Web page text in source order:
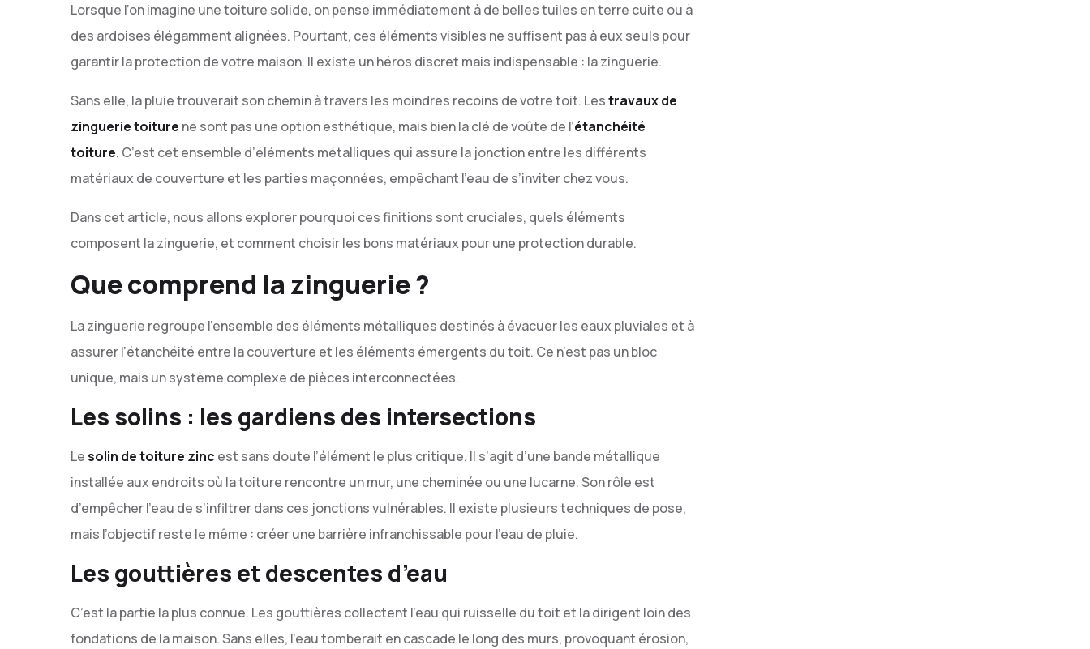
Lorsque l’on imagine une toiture solide, on pense immédiatement à de belles tuiles en terre cuite ou à
des ardoises élégamment alignées. Pourtant, ces éléments visibles ne suffisent pas à eux seuls pour
garantir la protection de votre maison. Il existe un héros discret mais indispensable : la zinguerie.
Sans elle, la pluie trouverait son chemin à travers les moindres recoins de votre toit. Lestravaux de
zinguerie toiture ne sont pas une option esthétique, mais bien la clé de voûte de l’étanchéité
toiture. C’est cet ensemble d’éléments métalliques qui assure la jonction entre les différents
matériaux de couverture et les parties maçonnées, empêchant l’eau de s’inviter chez vous.
Dans cet article, nous allons explorer pourquoi ces finitions sont cruciales, quels éléments
composent la zinguerie, et comment choisir les bons matériaux pour une protection durable.
Que comprend la zinguerie ?
La zinguerie regroupe l’ensemble des éléments métalliques destinés à évacuer les eaux pluviales et à
assurer l’étanchéité entre la couverture et les éléments émergents du toit. Ce n’est pas un bloc
unique, mais un système complexe de pièces interconnectées.
Les solins : les gardiens des intersections
Lesolin de toiture zinc est sans doute l’élément le plus critique. Il s’agit d’une bande métallique
installée aux endroits où la toiture rencontre un mur, une cheminée ou une lucarne. Son rôle est
d’empêcher l’eau de s’infiltrer dans ces jonctions vulnérables. Il existe plusieurs techniques de pose,
mais l’objectif reste le même : créer une barrière infranchissable pour l’eau de pluie.
Les gouttières et descentes d’eau
C’est la partie la plus connue. Les gouttières collectent l’eau qui ruisselle du toit et la dirigent loin des
fondations de la maison. Sans elles, l’eau tomberait en cascade le long des murs, provoquant érosion,